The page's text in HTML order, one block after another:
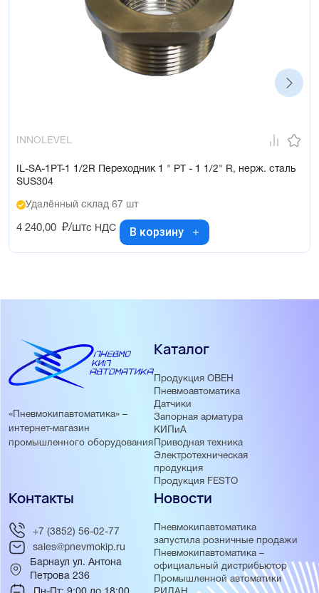
INNOLEVEL
IL-SA-1PT-1 1/2R Переходник 1 " PT - 1 1/2" R, нерж. сталь
SUS304
Удалённый склад 67 шт
4 240,00 ₽/штс НДС В корзину
«Пневмокипавтоматика» –
интернет-магазин
промышленного оборудования
Каталог
Продукция ОВЕН
Пневмоавтоматика
Датчики
Запорная арматура
КИПиА
Приводная техника
Электротехническая
продукция
Продукция FESTO
Новости
Пневмокипавтоматика
запустила розничные продажи
Пневмокипавтоматика –
официальный дистрибьютор
Промышленной автоматики
Контакты
+7 (3852) 56-02-77
sales@pnevmokip.ru
Барнаул ул. Антона
Петрова 236